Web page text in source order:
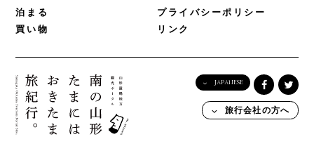
泊まる
買い物
プライバシーポリシー
リンク
JAPANESE
English
旅行会社の方へ